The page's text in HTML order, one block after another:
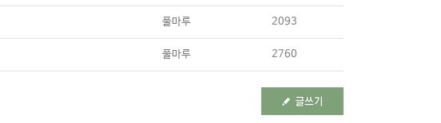
풀마루 2093
풀마루 2760